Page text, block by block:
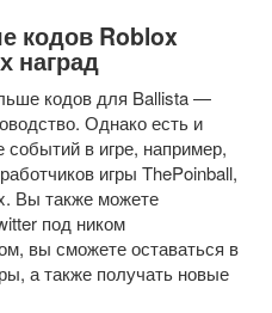
кодов Roblox
наград
кодов для Ballista —
Однако есть и
в игре, например,
игры ThePoinball,
Вы также можете
под ником
вы сможете оставаться в
а также получать новые